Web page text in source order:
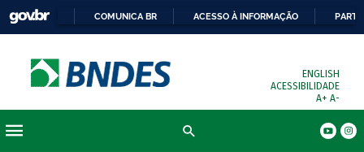
COMUNICA BR ACESSO À INFORMAÇÃO
ENGLISH
ACESSIBILIDADE
A+ A-